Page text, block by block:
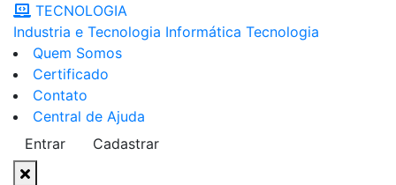
TECNOLOGIA
Industria e Tecnologia Informática Tecnologia
Quem Somos
Certificado
Contato
Central de Ajuda
Entrar
Cadastrar